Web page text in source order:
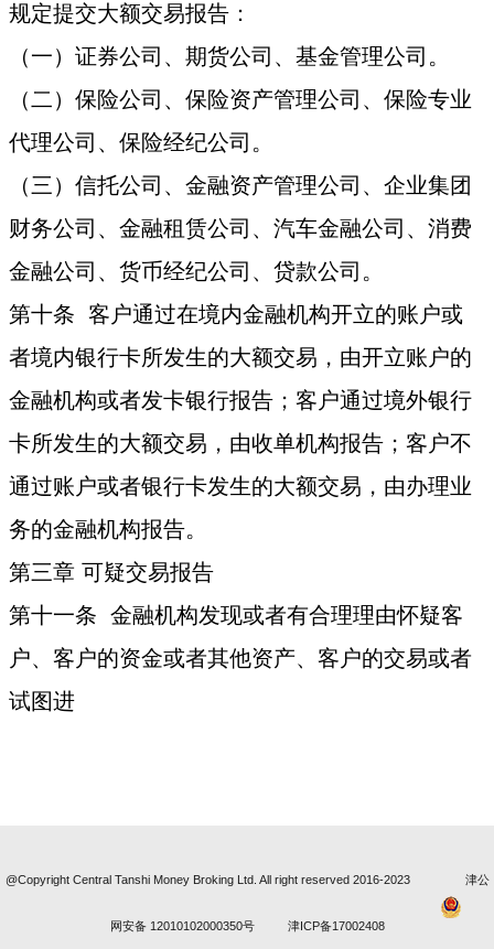
规定提交大额交易报告：
（一）证券公司、期货公司、基金管理公司。
（二）保险公司、保险资产管理公司、保险专业
代理公司、保险经纪公司。
（三）信托公司、金融资产管理公司、企业集团
财务公司、金融租赁公司、汽车金融公司、消费
金融公司、货币经纪公司、贷款公司。
第十条 客户通过在境内金融机构开立的账户或
者境内银行卡所发生的大额交易，由开立账户的
金融机构或者发卡银行报告；客户通过境外银行
卡所发生的大额交易，由收单机构报告；客户不
通过账户或者银行卡发生的大额交易，由办理业
务的金融机构报告。
第三章 可疑交易报告
第十一条 金融机构发现或者有合理理由怀疑客
户、客户的资金或者其他资产、客户的交易或者
试图进
@Copyright Central Tanshi Money Broking Ltd. All right reserved 2016-2023 津公
网安备 12010102000350号 津ICP备17002408